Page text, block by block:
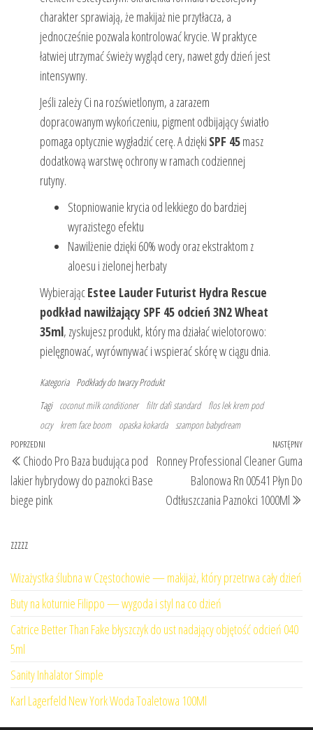
charakter sprawiają, że makijaż nie przytłacza, a
jednocześnie pozwala kontrolować krycie. W praktyce
łatwiej utrzymać świeży wygląd cery, nawet gdy dzień jest
intensywny.
Jeśli zależy Ci na rozświetlonym, a zarazem
dopracowanym wykończeniu, pigment odbijający światło
pomaga optycznie wygładzić cerę. A dzięki SPF 45masz
dodatkową warstwę ochrony w ramach codziennej
rutyny.
Stopniowanie krycia od lekkiego do bardziej
wyrazistego efektu
Nawilżenie dzięki 60% wody oraz ekstraktom z
aloesu i zielonej herbaty
WybierającEstee Lauder Futurist Hydra Rescue
podkład nawilżający SPF 45 odcień 3N2 Wheat
35ml, zyskujesz produkt, który ma działać wielotorowo:
pielęgnować, wyrównywać i wspierać skórę w ciągu dnia.
Kategoria Podkłady do twarzy Produkt
Tagi coconut milk conditioner filtr dafi standard
flos lek krem pod
oczy
krem face boom opaska kokarda szampon babydream
Nawigacja
wpisu
Poprzedni
wpis
POPRZEDNI
Chiodo Pro Baza budująca pod
lakier hybrydowy do paznokci Base
biege pink
NASTĘPNY
Ronney Professional Cleaner Guma
Balonowa Rn 00541 Płyn Do
Odtłuszczania Paznokci 1000Ml
zzzzz
Wizażystka ślubna w Częstochowie — makijaż, który przetrwa cały dzień
Buty na koturnie Filippo — wygoda i styl na co dzień
Catrice Better Than Fake błyszczyk do ust nadający objętość odcień 040
5ml
Sanity Inhalator Simple
Karl Lagerfeld New York Woda Toaletowa 100Ml